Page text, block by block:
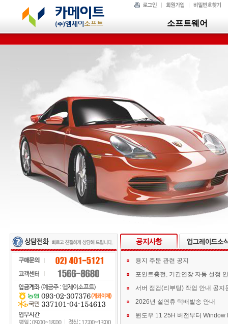
소프트웨어
용지 주문 관련 공지
포인트충전, 기간연장 자동 설정
서버 점검(리부팅) 작업 안내 공지
2026년 설연휴 택배발송 안내